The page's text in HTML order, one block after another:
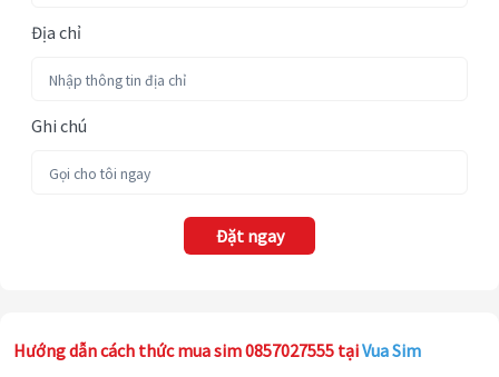
Địa chỉ
Ghi chú
Đặt ngay
Hướng dẫn cách thức mua sim 0857027555 tạiVua Sim